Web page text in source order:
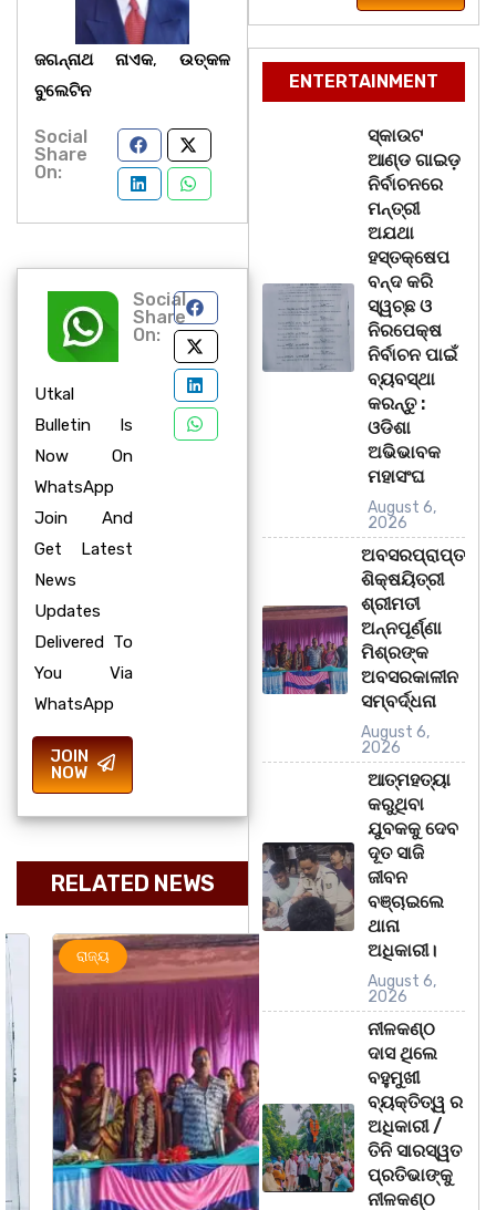
ଜଗନ୍ନାଥ ନାଏକ, ଉତ୍କଳ
ବୁଲେଟିନ
Social
Share
On:
Utkal
Bulletin Is
Now On
WhatsApp
Join And
Get Latest
News
Updates
Delivered To
You Via
WhatsApp
JOIN
NOW
Social
Share
On:
RELATED NEWS
ରାଜ୍ୟ ରାଜ୍ୟ
ENTERTAINMENT
ସ୍କାଉଟ
ଆଣ୍ଡ ଗାଇଡ଼
ନିର୍ବାଚନରେ
ମନ୍ତ୍ରୀ
ଅଯଥା
ହସ୍ତକ୍ଷେପ
ବନ୍ଦ କରି
ସ୍ୱଚ୍ଛ ଓ
ନିରପେକ୍ଷ
ନିର୍ବାଚନ ପାଇଁ
ବ୍ୟବସ୍ଥା
କରନ୍ତୁ :
ଓଡିଶା
ଅଭିଭାବକ
ମହାସଂଘ
August 6,
2026
ଅବସରପ୍ରାପ୍ତ
ଶିକ୍ଷୟିତ୍ରୀ
ଶ୍ରୀମତୀ
ଅନ୍ନପୂର୍ଣ୍ଣା
ମିଶ୍ରଙ୍କ
ଅବସରକାଳୀନ
ସମ୍ବର୍ଦ୍ଧନା
August 6,
2026
ଆତ୍ମହତ୍ୟା
କରୁଥିବା
ଯୁବକକୁ ଦେବ
ଦୂତ ସାଜି
ଜୀବନ
ବଞ୍ଚାଇଲେ
ଥାନା
ଅଧିକାରୀ।
August 6,
2026
ନୀଳକଣ୍ଠ
ଦାସ ଥିଲେ
ବହୁମୁଖୀ
ବ୍ୟକ୍ତିତ୍ୱ ର
ଅଧିକାରୀ /
ତିନି ସାରସ୍ୱତ
ପ୍ରତିଭାଙ୍କୁ
ନୀଳକଣ୍ଠ